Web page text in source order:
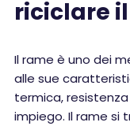
riciclare
Il rame è uno dei
alle sue
termica,
impiego. Il rame si